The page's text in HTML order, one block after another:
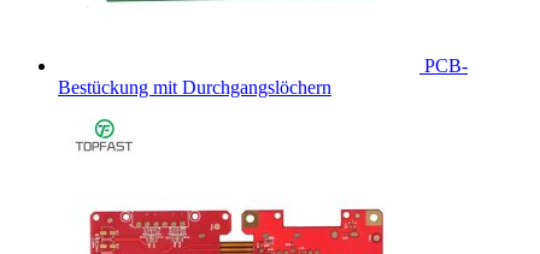
PCB-
Bestückung mit Durchgangslöchern